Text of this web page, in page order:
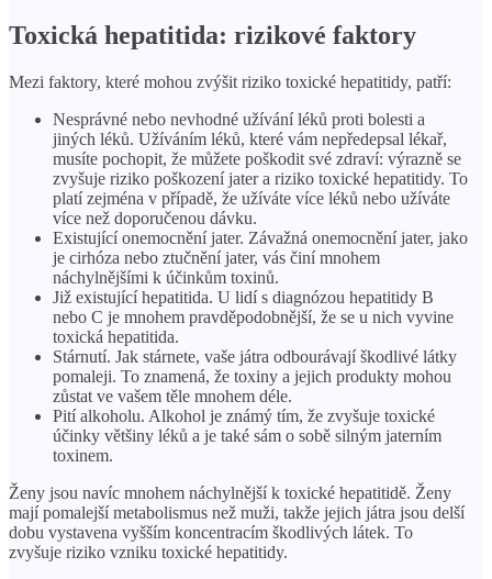
Toxická hepatitida: rizikové faktory
Mezi faktory, které mohou zvýšit riziko toxické hepatitidy, patří:
Nesprávné nebo nevhodné užívání léků proti bolesti a
jiných léků. Užíváním léků, které vám nepředepsal lékař,
musíte pochopit, že můžete poškodit své zdraví: výrazně se
zvyšuje riziko poškození jater a riziko toxické hepatitidy. To
platí zejména v případě, že užíváte více léků nebo užíváte
více než doporučenou dávku.
Existující onemocnění jater. Závažná onemocnění jater, jako
je cirhóza nebo ztučnění jater, vás činí mnohem
náchylnějšími k účinkům toxinů.
Již existující hepatitida. U lidí s diagnózou hepatitidy B
nebo C je mnohem pravděpodobnější, že se u nich vyvine
toxická hepatitida.
Stárnutí. Jak stárnete, vaše játra odbourávají škodlivé látky
pomaleji. To znamená, že toxiny a jejich produkty mohou
zůstat ve vašem těle mnohem déle.
Pití alkoholu. Alkohol je známý tím, že zvyšuje toxické
účinky většiny léků a je také sám o sobě silným jaterním
toxinem.
Ženy jsou navíc mnohem náchylnější k toxické hepatitidě. Ženy
mají pomalejší metabolismus než muži, takže jejich játra jsou delší
dobu vystavena vyšším koncentracím škodlivých látek. To
zvyšuje riziko vzniku toxické hepatitidy.